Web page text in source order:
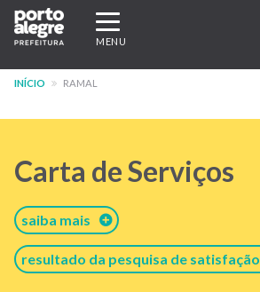
Pular
para
conteúdo
Expandir/recolher
navegação
MENU
INÍCIO RAMAL
Carta de Serviços
saiba mais
resultado da pesquisa de satisfação